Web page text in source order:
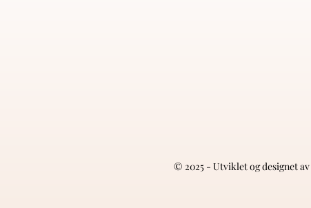
© 2025 - Utviklet og designet av